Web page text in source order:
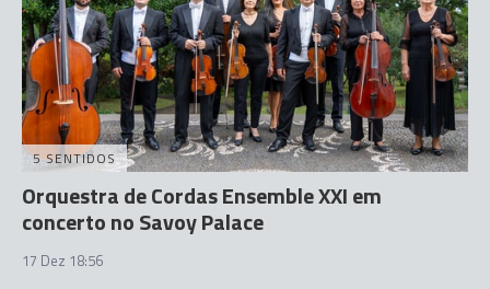
5 SENTIDOS
Orquestra de Cordas Ensemble XXI em
concerto no Savoy Palace
17 Dez 18:56